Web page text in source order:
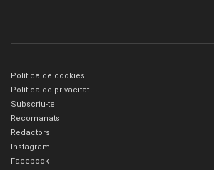
Política de cookies
Política de privacitat
Subscriu-te
Recomanats
Redactors
Instagram
Facebook